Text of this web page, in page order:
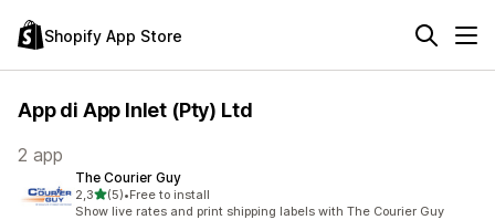
Shopify App Store
App di App Inlet (Pty) Ltd
2 app
The Courier Guy
2,3stelle su 5
(5)
5 recensioni totali
•Free to install
Show live rates and print shipping labels with The Courier Guy